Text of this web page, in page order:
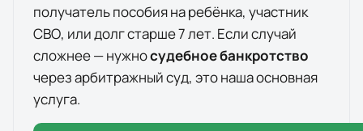
получатель пособия на ребёнка, участник
СВО, или долг старше 7 лет. Если случай
сложнее — нужносудебное банкротство
через арбитражный суд, это наша основная
услуга.